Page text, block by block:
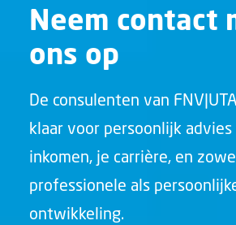
Neem contact
ons op
De consulenten van
klaar voor persoonlijk
inkomen, je carrière, en
professionele als
ontwikkeling.